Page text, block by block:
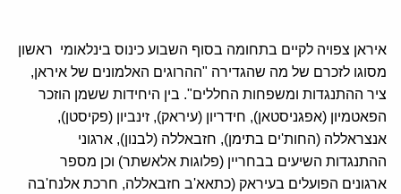
איראן צפויה לקיים בתחומה בסוף השבוע כינוס בינלאומי ראשון
מסוגו לזכרם של מה שהגדירה "ההרוגים האלמונים של איראן,
ציר ההתנגדות ומשפחות החללים". בין היחידות ששמן הוזכר
הפאטמיון (אפגניסטאן), חידריון (עיראק), זינביון (פקיסטן),
אנצראללה (החות'ים בתימן), חזבאללה (לבנון), ארגוני
ההתנגדות השיעים בבחריין (פלוגות אלאשתר) וכן מספר
ארגונים הפועלים בעיראק (כתאא'ב חזבאללה, חרכת אלנח'בה